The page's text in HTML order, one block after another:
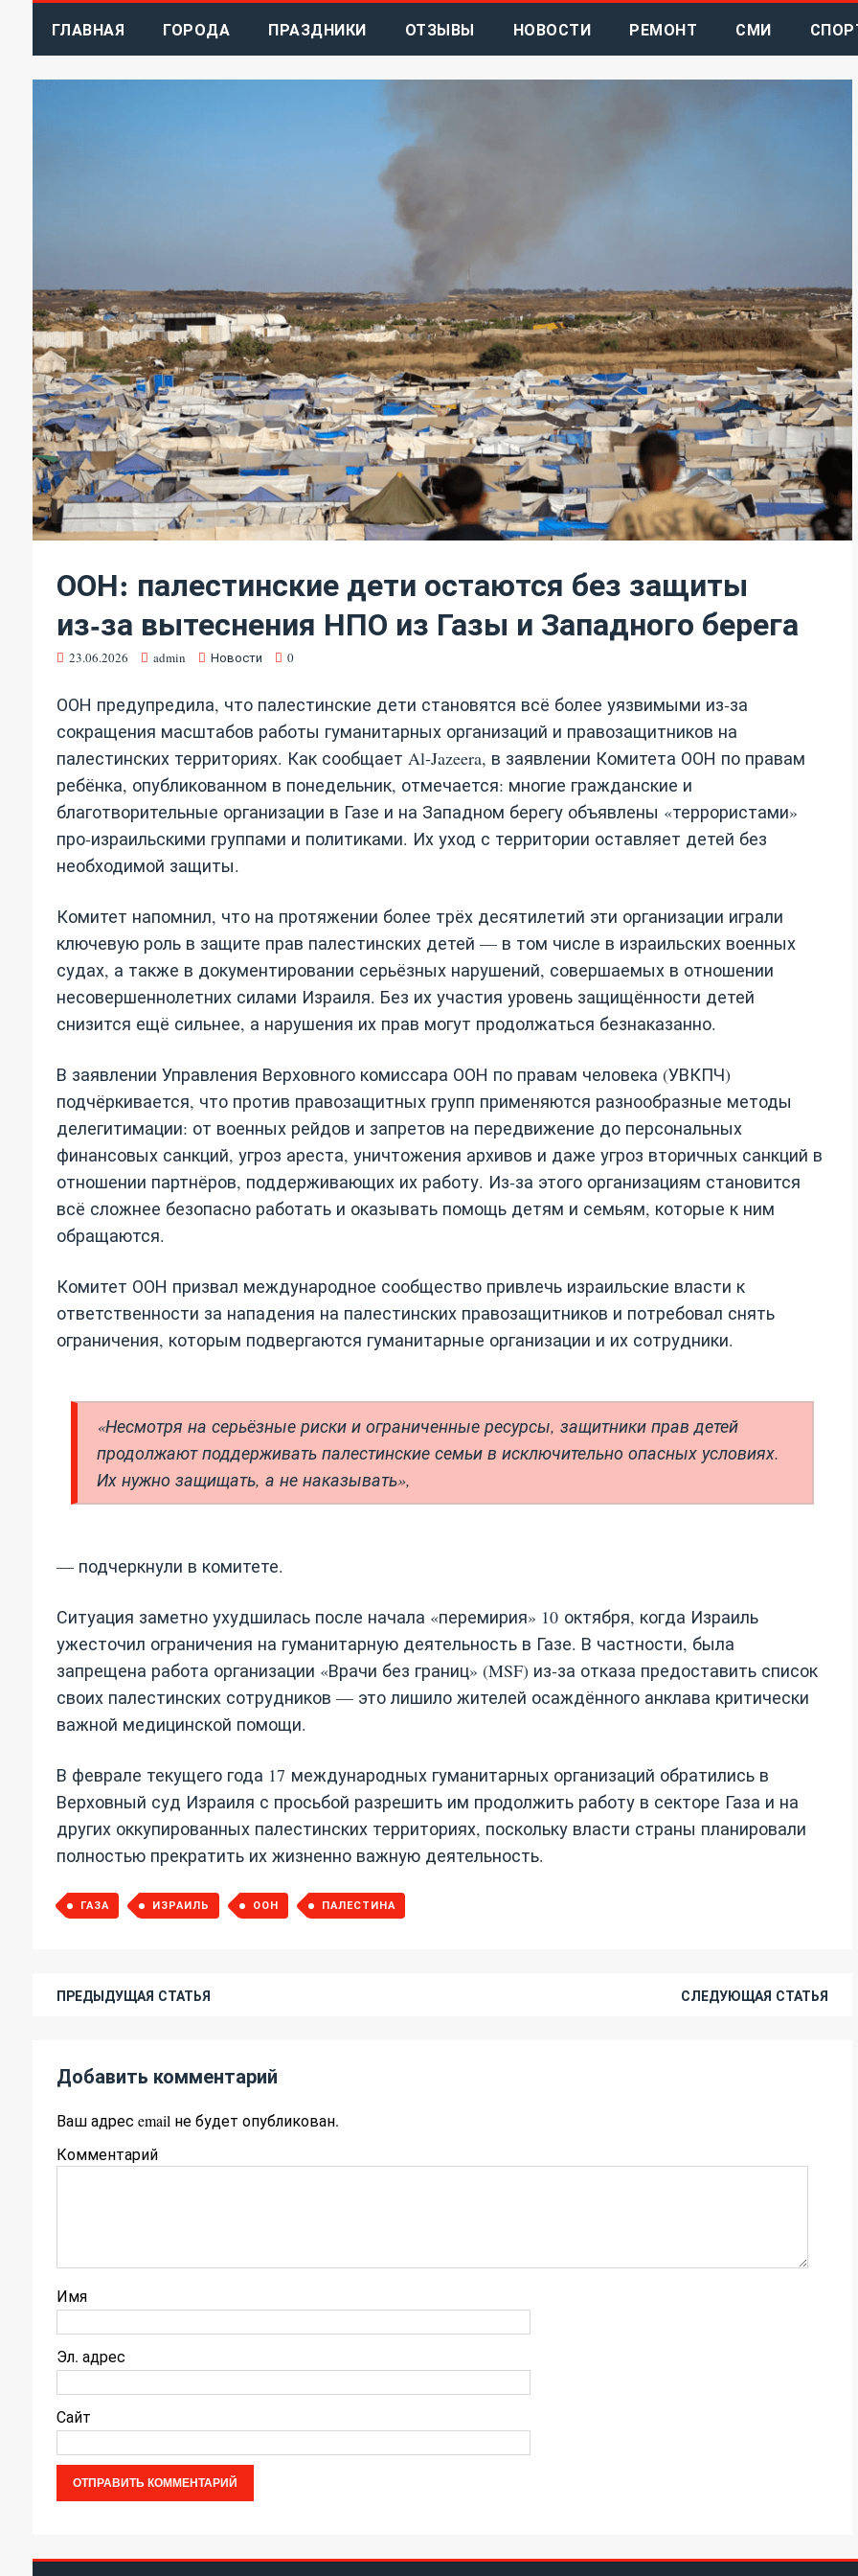
ГЛАВНАЯ ГОРОДА ПРАЗДНИКИ ОТЗЫВЫ НОВОСТИ РЕМОНТ СМИ
ООН: палестинские дети остаются без защиты
из‑за вытеснения НПО из Газы и Западного берега
23.06.2026 admin Новости 0
ООН предупредила, что палестинские дети становятся всё более уязвимыми из‑за
сокращения масштабов работы гуманитарных организаций и правозащитников на
палестинских территориях. Как сообщает Al‑Jazeera, в заявлении Комитета ООН по правам
ребёнка, опубликованном в понедельник, отмечается: многие гражданские и
благотворительные организации в Газе и на Западном берегу объявлены «террористами»
про‑израильскими группами и политиками. Их уход с территории оставляет детей без
необходимой защиты.
Комитет напомнил, что на протяжении более трёх десятилетий эти организации играли
ключевую роль в защите прав палестинских детей — в том числе в израильских военных
судах, а также в документировании серьёзных нарушений, совершаемых в отношении
несовершеннолетних силами Израиля. Без их участия уровень защищённости детей
снизится ещё сильнее, а нарушения их прав могут продолжаться безнаказанно.
В заявлении Управления Верховного комиссара ООН по правам человека (УВКПЧ)
подчёркивается, что против правозащитных групп применяются разнообразные методы
делегитимации: от военных рейдов и запретов на передвижение до персональных
финансовых санкций, угроз ареста, уничтожения архивов и даже угроз вторичных санкций в
отношении партнёров, поддерживающих их работу. Из‑за этого организациям становится
всё сложнее безопасно работать и оказывать помощь детям и семьям, которые к ним
обращаются.
Комитет ООН призвал международное сообщество привлечь израильские власти к
ответственности за нападения на палестинских правозащитников и потребовал снять
ограничения, которым подвергаются гуманитарные организации и их сотрудники.
«Несмотря на серьёзные риски и ограниченные ресурсы, защитники прав детей
продолжают поддерживать палестинские семьи в исключительно опасных условиях.
Их нужно защищать, а не наказывать»,
— подчеркнули в комитете.
Ситуация заметно ухудшилась после начала «перемирия» 10 октября, когда Израиль
ужесточил ограничения на гуманитарную деятельность в Газе. В частности, была
запрещена работа организации «Врачи без границ» (MSF) из‑за отказа предоставить список
своих палестинских сотрудников — это лишило жителей осаждённого анклава критически
важной медицинской помощи.
В феврале текущего года 17 международных гуманитарных организаций обратились в
Верховный суд Израиля с просьбой разрешить им продолжить работу в секторе Газа и на
других оккупированных палестинских территориях, поскольку власти страны планировали
полностью прекратить их жизненно важную деятельность.
ГАЗА ИЗРАИЛЬ ООН ПАЛЕСТИНА
ПРЕДЫДУЩАЯ СТАТЬЯ СЛЕДУЮЩАЯ СТАТЬЯ
Добавить комментарий
Ваш адрес email не будет опубликован.
Комментарий
Имя
Эл. адрес
Сайт